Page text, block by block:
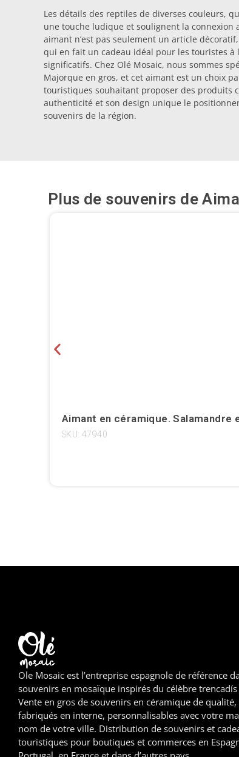
Les détails des reptiles de diverses couleurs,
une touche ludique et soulignent la connexion
aimant n’est pas seulement un article
qui en fait un cadeau idéal pour les touristes
significatifs. Chez Olé Mosaic, nous sommes
Majorque en gros, et cet aimant est un choix
touristiques souhaitant proposer des produits
authenticité et son design unique le
souvenirs de la région.
Plus de souvenirs de
Aimant en céramique. Salamandre
SKU: 47940
Ole Mosaic est l’entreprise espagnole de référence
souvenirs en mosaïque inspirés du célèbre trencadís
Vente en gros de souvenirs en céramique de qualité,
fabriqués en interne, personnalisables avec votre
nom de votre ville. Distribution de souvenirs et
touristiques pour boutiques et commerces en